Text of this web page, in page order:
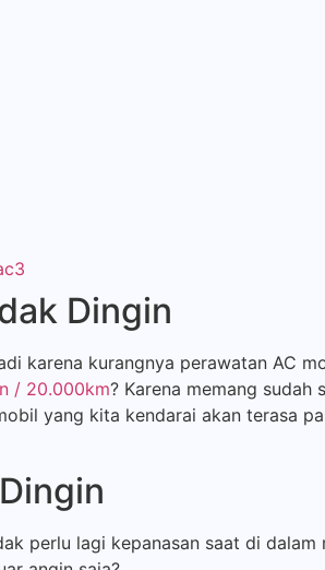
Dingin
karena kurangnya perawatan AC
/ 20.000km? Karena memang sudah
yang kita kendarai akan terasa
perlu lagi kepanasan saat di dalam